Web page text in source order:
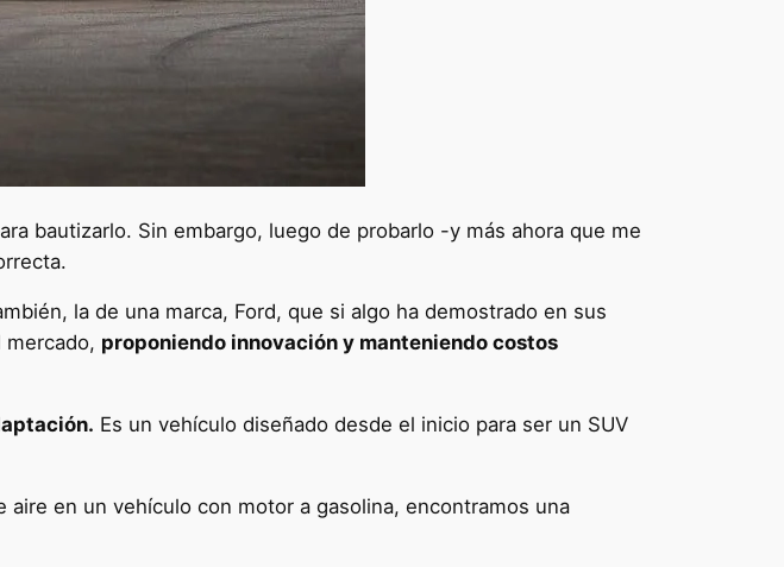
bautizarlo. Sin embargo, luego de probarlo -y más ahora que me
la de una marca, Ford, que si algo ha demostrado en sus
mercado, proponiendo innovación y manteniendo costos
Es un vehículo diseñado desde el inicio para ser un SUV
en un vehículo con motor a gasolina, encontramos una